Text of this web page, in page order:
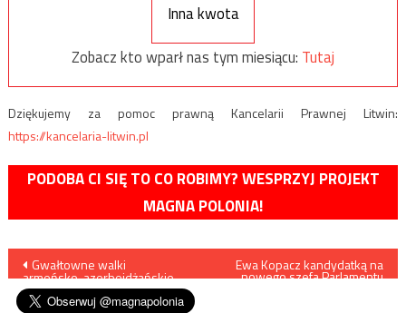
Inna kwota
Zobacz kto wparł nas tym miesiącu: Tutaj
Dziękujemy za pomoc prawną Kancelarii Prawnej Litwin:
https://kancelaria-litwin.pl
PODOBA CI SIĘ TO CO ROBIMY? WESPRZYJ PROJEKT
MAGNA POLONIA!
Nawigacja
wpisu
Gwałtowne walki
armeńsko-azerbejdżańskie
Ewa Kopacz kandydatką na
nowego szefa Parlamentu